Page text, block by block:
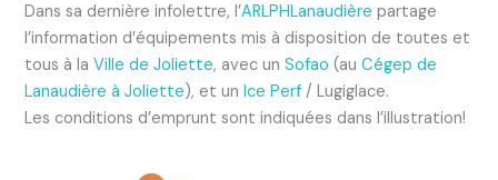
Dans sa dernière infolettre, l’ARLPHLanaudière partage
l’information d’équipements mis à disposition de toutes et
tous à laVille de Joliette, avec unSofao (auCégep de
Lanaudière à Joliette), et unIce Perf / Lugiglace.
Les conditions d’emprunt sont indiquées dans l’illustration!